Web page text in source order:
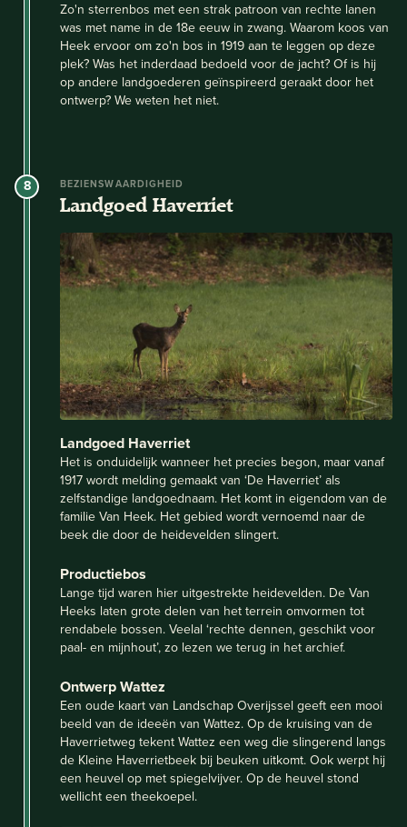
Zo'n sterrenbos met een strak patroon van rechte lanen
was met name in de 18e eeuw in zwang. Waarom koos van
Heek ervoor om zo'n bos in 1919 aan te leggen op deze
plek? Was het inderdaad bedoeld voor de jacht? Of is hij
op andere landgoederen geïnspireerd geraakt door het
ontwerp? We weten het niet.
8 BEZIENSWAARDIGHEID
Landgoed Haverriet
Landgoed Haverriet
Het is onduidelijk wanneer het precies begon, maar vanaf
1917 wordt melding gemaakt van ‘De Haverriet’ als
zelfstandige landgoednaam. Het komt in eigendom van de
familie Van Heek. Het gebied wordt vernoemd naar de
beek die door de heidevelden slingert.
Productiebos
Lange tijd waren hier uitgestrekte heidevelden. De Van
Heeks laten grote delen van het terrein omvormen tot
rendabele bossen. Veelal ‘rechte dennen, geschikt voor
paal- en mijnhout’, zo lezen we terug in het archief.
Ontwerp Wattez
Een oude kaart van Landschap Overijssel geeft een mooi
beeld van de ideeën van Wattez. Op de kruising van de
Haverrietweg tekent Wattez een weg die slingerend langs
de Kleine Haverrietbeek bij beuken uitkomt. Ook werpt hij
een heuvel op met spiegelvijver. Op de heuvel stond
wellicht een theekoepel.